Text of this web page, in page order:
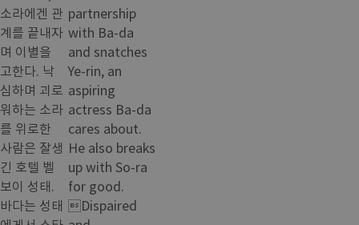
소라에겐 관
계를 끝내자
며 이별을
고한다. 낙
심하며 괴로
워하는 소라
를 위로한
사람은 잘생
긴 호텔 벨
보이 성태.
바다는 성태
partnership
with Ba-da
and snatches
Ye-rin, an
aspiring
actress Ba-da
cares about.
He also breaks
up with So-ra
for good.
Dispaired